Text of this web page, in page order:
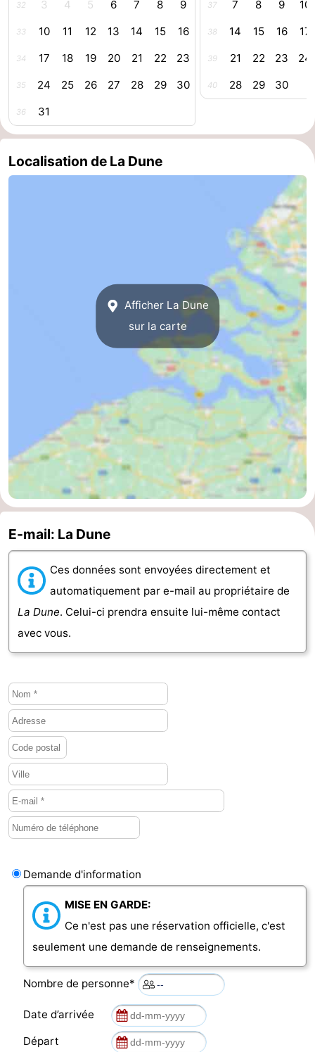
Zoutelande
Nature
Walcherse
bos
Vlissingen
Middelburg
Zeeuws-
Vlaanderen
32 3 4 5 6 7 8 9
33 10 11 12 13 14 15 16
34 17 18 19 20 21 22 23
35 24 25 26 27 28 29 30
36 31
37 7 8 9 10
38 14 15 16 17
39 21 22 23 24
40 28 29 30
Localisation de La Dune
Afficher La Dune
sur la carte
E-mail: La Dune
Ces données sont envoyées directement et
automatiquement par e-mail au propriétaire de
La Dune. Celui-ci prendra ensuite lui-même contact
avec vous.
Demande d'information
MISE EN GARDE:
Ce n'est pas une réservation officielle, c'est
seulement une demande de renseignements.
Nombre de personne*
Date d’arrivée
Départ